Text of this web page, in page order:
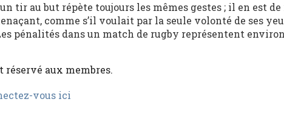
tir au but répète toujours les mêmes gestes ; il en est de
comme s’il voulait par la seule volonté de ses
pénalités dans un match de rugby représentent
réservé aux membres.
vous ici